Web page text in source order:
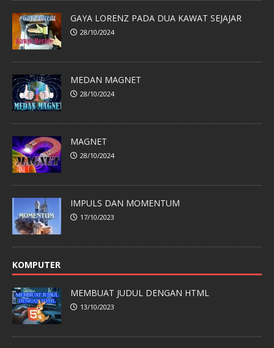
GAYA LORENZ PADA DUA KAWAT SEJAJAR
28/10/2024
MEDAN MAGNET
28/10/2024
MAGNET
28/10/2024
IMPULS DAN MOMENTUM
17/10/2023
KOMPUTER
MEMBUAT JUDUL DENGAN HTML
13/10/2023